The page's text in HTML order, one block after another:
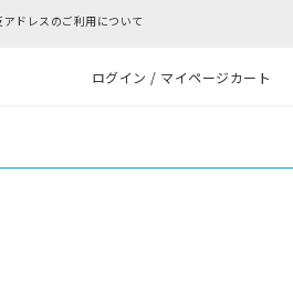
アドレスのご利用について
ログイン / マイページカート